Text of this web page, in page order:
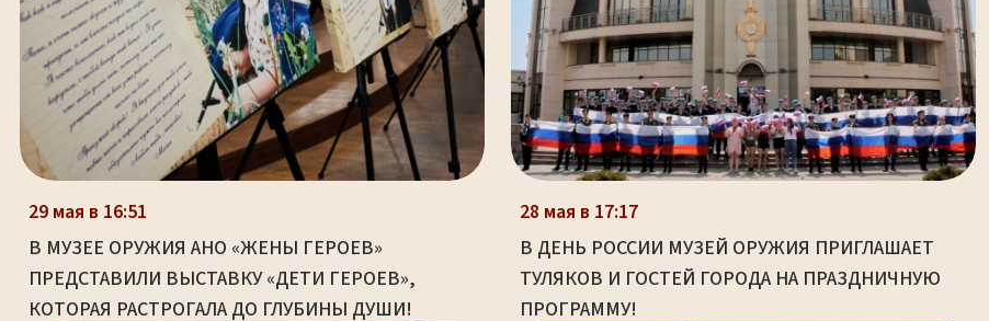
29 мая в 16:51
В МУЗЕЕ ОРУЖИЯ АНО «ЖЕНЫ ГЕРОЕВ»
ПРЕДСТАВИЛИ ВЫСТАВКУ «ДЕТИ ГЕРОЕВ»,
КОТОРАЯ РАСТРОГАЛА ДО ГЛУБИНЫ ДУШИ!
28 мая в 17:17
В ДЕНЬ РОССИИ МУЗЕЙ ОРУЖИЯ ПРИГЛАШАЕТ
ТУЛЯКОВ И ГОСТЕЙ ГОРОДА НА ПРАЗДНИЧНУЮ
ПРОГРАММУ!